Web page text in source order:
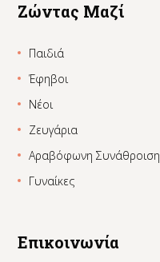
Ζώντας Μαζί
Παιδιά
Έφηβοι
Νέοι
Ζευγάρια
Αραβόφωνη Συνάθροιση
Γυναίκες
Επικοινωνία